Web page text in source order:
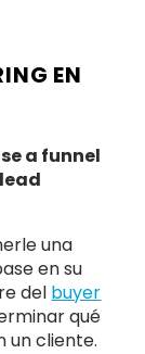
EN
a funnel
una
en su
del buyer
qué
un cliente.